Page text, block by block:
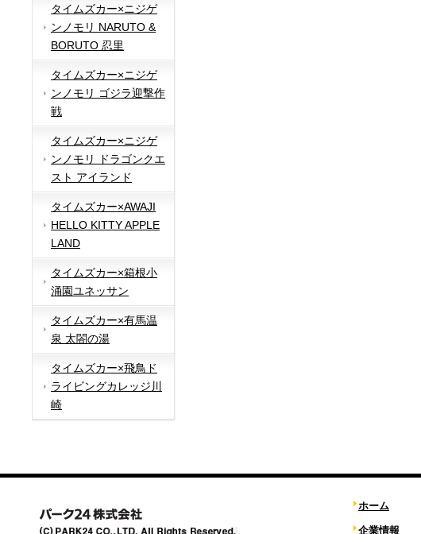
タイムズカー×ニジゲ
ンノモリ NARUTO &
BORUTO 忍里
タイムズカー×ニジゲ
ンノモリ ゴジラ迎撃作
戦
タイムズカー×ニジゲ
ンノモリ ドラゴンクエ
スト アイランド
タイムズカー×AWAJI
HELLO KITTY APPLE
LAND
タイムズカー×箱根小
涌園ユネッサン
タイムズカー×有馬温
泉 太閤の湯
タイムズカー×飛鳥ド
ライビングカレッジ川
崎
ホーム
企業情報